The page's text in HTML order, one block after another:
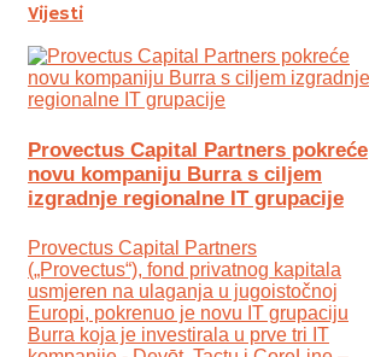
Vijesti
Provectus Capital Partners pokreće
novu kompaniju Burra s ciljem
izgradnje regionalne IT grupacije
Provectus Capital Partners
(„Provectus“), fond privatnog kapitala
usmjeren na ulaganja u jugoistočnoj
Europi, pokrenuo je novu IT grupaciju
Burra koja je investirala u prve tri IT